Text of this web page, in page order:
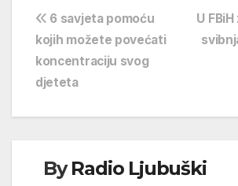
Navigacija
objava
U
6 savjeta pomoću
kojih možete povećati
koncentraciju svog
djeteta
ByRadio Ljubuški